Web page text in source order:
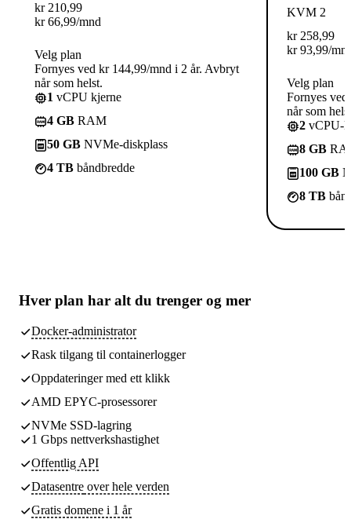
kr 210,99
kr 66,99/mnd
Velg plan
Fornyes ved kr 144,99/mnd i 2 år. Avbryt
når som helst.
1 vCPU kjerne
4 GB RAM
50 GB NVMe-diskplass
4 TB båndbredde
KVM 2
kr 258,99
kr 93,99/
Velg plan
Fornyes
når som
2 vCPU-
8 GB
100 GB
8 TB
Hver plan har alt du trenger og mer
Docker-administrator
Rask tilgang til containerlogger
Oppdateringer med ett klikk
AMD EPYC-prosessorer
NVMe SSD-lagring
1 Gbps nettverkshastighet
Offentlig API
Datasentre over hele verden
Gratis domene i 1 år